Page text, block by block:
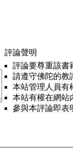
評論聲明
評論要尊重該書
請遵守佛陀的教
本站管理人員有
本站有權在網站
參與本評論即表